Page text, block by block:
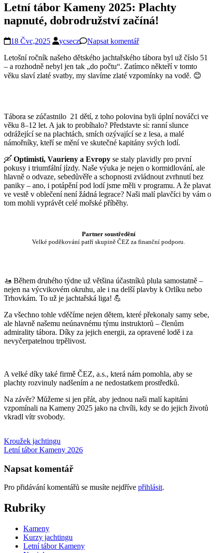
Letní tábor Kameny 2025: Plachty
napnuté, dobrodružství začíná!
18 Čvc,2025 ycsecz
Napsat komentář
Letošní ročník našeho dětského jachtařského tábora byl už číslo 51
– a rozhodně nebyl jen tak „do počtu“. Zatímco někteří v tomto
věku slaví zlaté svatby, my slavíme zlaté vzpomínky na vodě. 😊
Tábora se zúčastnilo 21 dětí, z toho polovina byli úplní nováčci ve
věku 8–12 let. A jak to probíhalo? Představte si: ranní slunce
odrážející se na plachtách, smích ozývající se z lesa, a malé
námořníky, kteří se mění ve skutečné kapitány svých lodí.
🛶 Optimisti, Vaurieny a Evropy se staly plavidly pro první
pokusy i triumfální jízdy. Naše výuka je nejen o kormidlování, ale
hlavně o odvaze, sebedůvěře a schopnosti zvládnout zvrhnutí bez
paniky – ano, i potápění pod lodí jsme měli v programu. A že plavat
ve vestě v oblečení není žádná legrace? Naši malí plavčíci by vám o
tom mohli vyprávět celé mořské příběhy.
Partner soustředění
Velké poděkování patří skupině ČEZ za finanční podporu.
🚤 Během druhého týdne už většina účastníků plula samostatně –
nejen na výcvikovém okruhu, ale i na delší plavby k Orlíku nebo
Trhovkám. To už je jachtařská liga! 💪
Za všechno tohle vděčíme nejen dětem, které překonaly samy sebe,
ale hlavně našemu neúnavnému týmu instruktorů – členům
admirality tábora. Díky za jejich energii, za opravené lodě i za
nevyčerpatelnou trpělivost.
A velké díky také firmě ČEZ, a.s., která nám pomohla, aby se
plachty rozvinuly nadšením a ne nedostatkem prostředků.
Na závěr? Můžeme si jen přát, aby jednou naši malí kapitáni
vzpomínali na Kameny 2025 jako na chvíli, kdy se do jejich životů
vkradl vítr svobody.
Navigace
pro
příspěvek
Kroužek jachtingu
Letní tábor Kameny 2026
Napsat komentář
Pro přidávání komentářů se musíte nejdříve přihlásit.
Rubriky
Kameny
Kurzy jachtingu
Letní tábor Kameny